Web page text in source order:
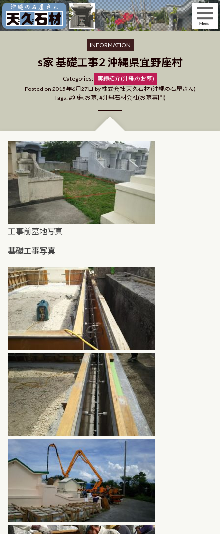
Skip
to
content
INFORMATION
s家 基礎工事2 沖縄県宜野座村
Categories: Categories
実績紹介(沖縄のお墓)
Posted on 2015年6月27日 by株式会社 天久石材 (沖縄の石屋さん)
Tags: 沖縄 お墓, 沖縄石材会社(お墓専門)
工事前墓地写真
基礎工事写真